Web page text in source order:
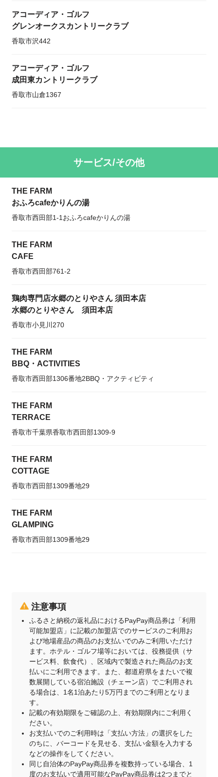
アコーディア・ゴルフ
グレンオークスカントリークラブ
香取市沢442
アコーディア・ゴルフ
成田東カントリークラブ
香取市山倉1367
サービス/その他
THE FARM
おふろcafeかりんの湯
香取市西田部1-1おふろcafeかりんの湯
THE FARM
CAFE
香取市西田部761-2
鶏肉専門店水郷のとりやさん 須田本店
水郷のとりやさん 須田本店
香取市小見川270
THE FARM
BBQ・ACTIVITIES
香取市西田部1306番地2BBQ・アクティビティ
THE FARM
TERRACE
香取市千葉県香取市西田部1309-9
THE FARM
COTTAGE
香取市西田部1309番地29
THE FARM
GLAMPING
香取市西田部1309番地29
注意事項
ふるさと納税の返礼品におけるPayPay商品券は「利用
可能加盟店」に記載の加盟店でのサービスのご利用お
よび地場産品の商品のお支払いでのみご利用いただけ
ます。ホテル・ゴルフ場等においては、役務提供（サ
ービス料、飲食代）、区域内で製造された商品のお支
払いにご利用できます。また、都道府県をまたいで複
数展開している宿泊施設（チェーン店）でご利用され
る場合は、1名1泊あたり5万円までのご利用となりま
す。
記載の有効期限をご確認の上、有効期限内にご利用く
ださい。
お支払いでのご利用時は「支払い方法」の選択をした
のちに、バーコードを見せる、支払い金額を入力する
などの操作をしてください。
同じ自治体のPayPay商品券を複数持っている場合、1
度のお支払いで適用可能なPayPay商品券は2つまでと